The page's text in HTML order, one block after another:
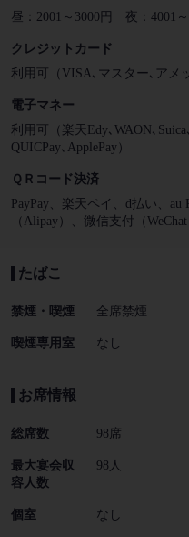
昼：2001～3000円 夜：4001～
クレジットカード
利用可（VISA､マスター､アメ
電子マネー
利用可（楽天Edy､WAON､Suica
QUICPay､ApplePay）
ＱＲコード決済
PayPay、楽天ペイ、d払い、
（Alipay）、微信支付（WeChat
たばこ
禁煙・喫煙 全席禁煙
喫煙専用室 なし
お席情報
総席数 98席
最大宴会収
容人数
98人
個室 なし